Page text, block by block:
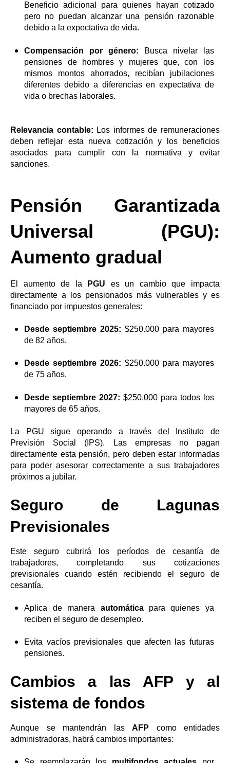
Beneficio adicional para quienes hayan cotizado
pero no puedan alcanzar una pensión razonable
debido a la expectativa de vida.
Compensación por género: Busca nivelar las
pensiones de hombres y mujeres que, con los
mismos montos ahorrados, recibían jubilaciones
diferentes debido a diferencias en expectativa de
vida o brechas laborales.
Relevancia contable: Los informes de remuneraciones
deben reflejar esta nueva cotización y los beneficios
asociados para cumplir con la normativa y evitar
sanciones.
Pensión Garantizada
Universal (PGU):
Aumento gradual
El aumento de la PGU es un cambio que impacta
directamente a los pensionados más vulnerables y es
financiado por impuestos generales:
Desde septiembre 2025: $250.000 para mayores
de 82 años.
Desde septiembre 2026: $250.000 para mayores
de 75 años.
Desde septiembre 2027: $250.000 para todos los
mayores de 65 años.
La PGU sigue operando a través del Instituto de
Previsión Social (IPS). Las empresas no pagan
directamente esta pensión, pero deben estar informadas
para poder asesorar correctamente a sus trabajadores
próximos a jubilar.
Seguro de Lagunas
Previsionales
Este seguro cubrirá los períodos de cesantía de
trabajadores, completando sus cotizaciones
previsionales cuando estén recibiendo el seguro de
cesantía.
Aplica de manera automáticapara quienes ya
reciben el seguro de desempleo.
Evita vacíos previsionales que afecten las futuras
pensiones.
Cambios a las AFP y al
sistema de fondos
Aunque se mantendrán las AFP como entidades
administradoras, habrá cambios importantes: